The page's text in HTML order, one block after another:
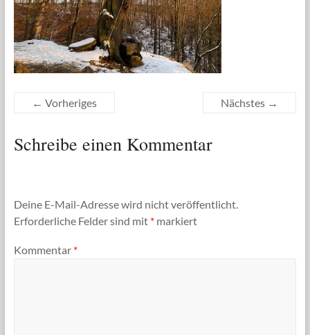
← Vorheriges Nächstes →
Schreibe einen Kommentar
Deine E-Mail-Adresse wird nicht veröffentlicht.
Erforderliche Felder sind mit *markiert
Kommentar *